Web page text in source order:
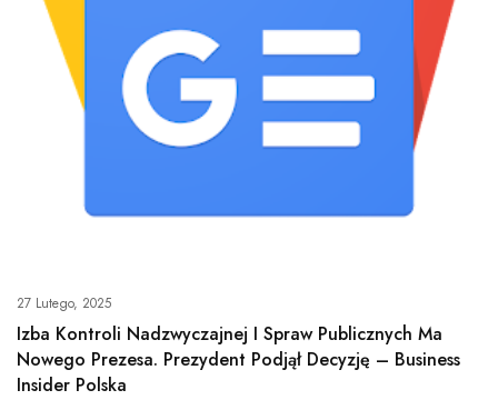
27 Lutego, 2025
Izba Kontroli Nadzwyczajnej I Spraw Publicznych Ma
Nowego Prezesa. Prezydent Podjął Decyzję – Business
Insider Polska